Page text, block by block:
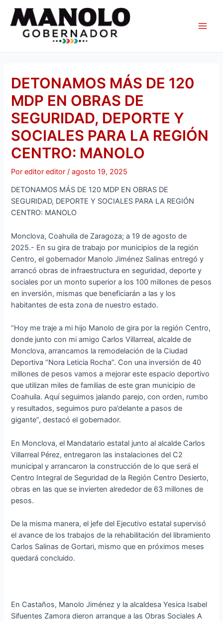
contenido
DETONAMOS MÁS DE 120
MDP EN OBRAS DE
SEGURIDAD, DEPORTE Y
SOCIALES PARA LA REGIÓN
CENTRO: MANOLO
Poreditor editor/agosto 19, 2025
DETONAMOS MÁS DE 120 MDP EN OBRAS DE
SEGURIDAD, DEPORTE Y SOCIALES PARA LA REGIÓN
CENTRO: MANOLO
Monclova, Coahuila de Zaragoza; a 19 de agosto de
2025.- En su gira de trabajo por municipios de la región
Centro, el gobernador Manolo Jiménez Salinas entregó y
arrancó obras de infraestructura en seguridad, deporte y
sociales por un monto superior a los 100 millones de pesos
en inversión, mismas que beneficiarán a las y los
habitantes de esta zona de nuestro estado.
“Hoy me traje a mi hijo Manolo de gira por la región Centro,
donde junto con mi amigo Carlos Villarreal, alcalde de
Monclova, arrancamos la remodelación de la Ciudad
Deportiva “Nora Leticia Rocha”. Con una inversión de 40
millones de pesos vamos a mejorar este espacio deportivo
que utilizan miles de familias de este gran municipio de
Coahuila. Aquí seguimos jalando parejo, con orden, rumbo
y resultados, seguimos puro pa’delante a pasos de
gigante”, destacó el gobernador.
En Monclova, el Mandatario estatal junto al alcalde Carlos
Villarreal Pérez, entregaron las instalaciones del C2
municipal y arrancaron la construcción de lo que será el
Centro Integral de Seguridad de la Región Centro Desierto,
obras en las que se invierten alrededor de 63 millones de
pesos.
De la misma manera, el jefe del Ejecutivo estatal supervisó
el avance de los trabajos de la rehabilitación del libramiento
Carlos Salinas de Gortari, mismo que en próximos meses
quedará concluido.
En Castaños, Manolo Jiménez y la alcaldesa Yesica Isabel
Sifuentes Zamora dieron arranque a las Obras Sociales A
de
entradas